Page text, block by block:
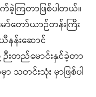
ကြတာဖြစ်ပါတယ်။
တော်ယာဉ်တန်းကြီး
နန်းဆောင်
တည်မောင်းနှင်ခဲ့တာ
ာ သတင်းသုံး မှာဖြစ်ပါ